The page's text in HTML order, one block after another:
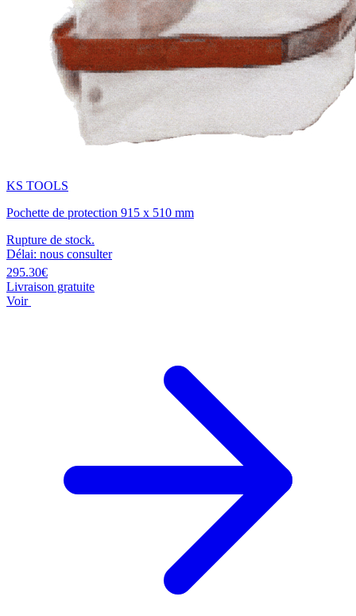
KS TOOLS
Pochette de protection 915 x 510 mm
Rupture de stock.
Délai: nous consulter
295.30€
Livraison gratuite
Voir